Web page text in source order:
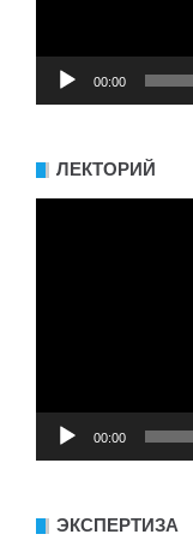
00:00
ЛЕКТОРИЙ
00:00
ЭКСПЕРТИЗА